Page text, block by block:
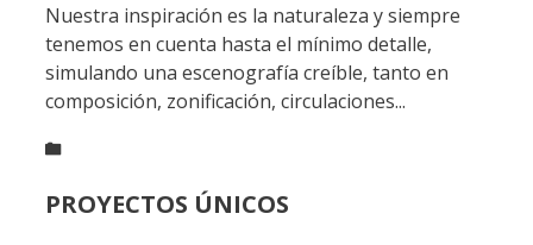
Nuestra inspiración es la naturaleza y siempre
tenemos en cuenta hasta el mínimo detalle,
simulando una escenografía creíble, tanto en
composición, zonificación, circulaciones...
PROYECTOS ÚNICOS